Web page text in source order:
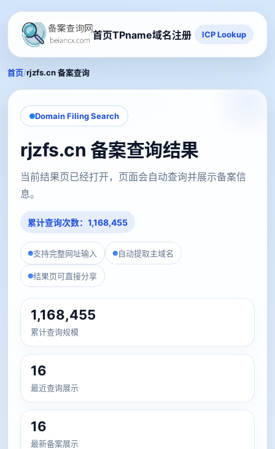
首页TPname域名注册 ICP Lookup
首页/rjzfs.cn 备案查询
Domain Filing Search
rjzfs.cn 备案查询结果
当前结果页已经打开，页面会自动查询并展示备案信
息。
累计查询次数：1,168,455
支持完整网址输入 自动提取主域名
结果页可直接分享
1,168,455
累计查询规模
16
最近查询展示
16
最新备案展示